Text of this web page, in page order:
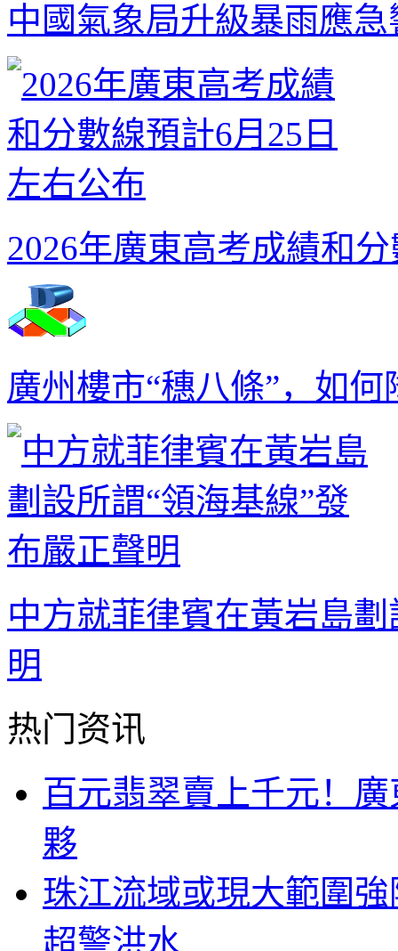
中國氣象局升級暴雨應
2026年廣東高考成績和
廣州樓市“穗八條”，如
中方就菲律賓在黃岩島
明
热门资讯
百元翡翠賣上千元！
夥
珠江流域或現大範圍
超警洪水